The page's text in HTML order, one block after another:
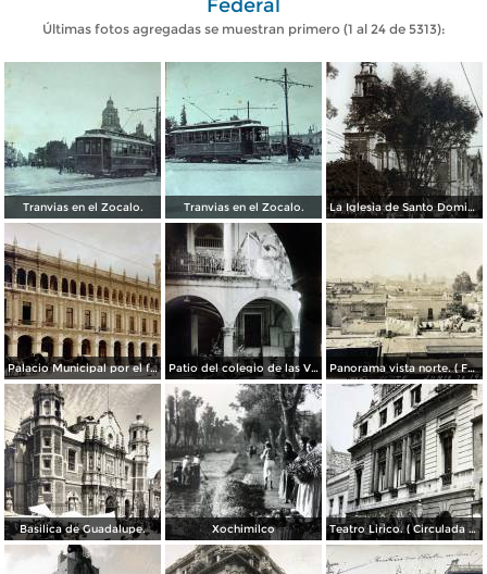
Federal
Últimas fotos agregadas se muestran primero (1 al 24 de 5313):
Tranvias en el Zocalo. Tranvias en el Zocalo. La Iglesia de Santo Domingo.
Palacio Municipal por el fotografo Hugo Brehme.. Patio del colegio de las Vizcainas por el fotografo Hugo Brehme. Panorama vista norte. ( Fechada el 20 de Junio de 1905 ).
Basilica de Guadalupe. Xochimilco Teatro Lirico. ( Circulada el 1 de Agosto de 1926 ).